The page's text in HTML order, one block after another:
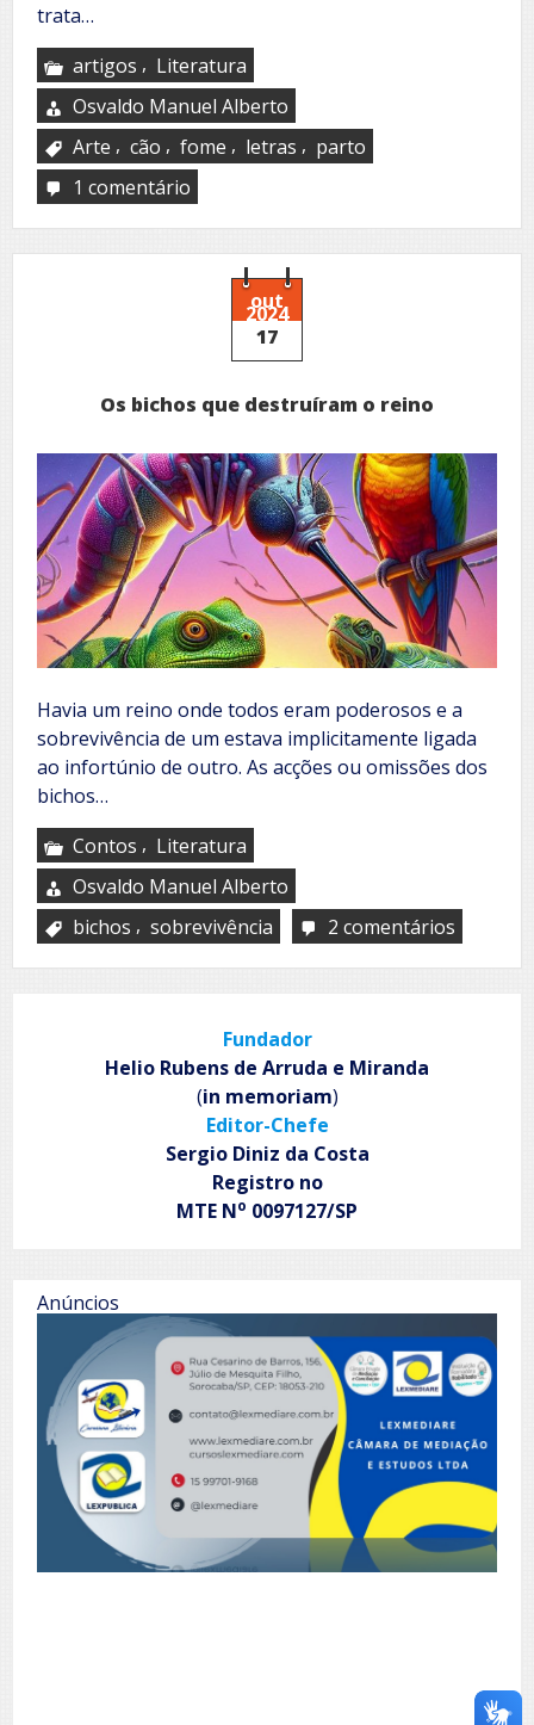
trata…
artigos , Literatura
Osvaldo Manuel Alberto
Arte , cão , fome , letras , parto
1 comentário
de
víveres:
mulher
out
2024
17
Os bichos que destruíram o reino
Havia um reino onde todos eram poderosos e a
sobrevivência de um estava implicitamente ligada
ao infortúnio de outro. As acções ou omissões dos
bichos…
Contos , Literatura
Osvaldo Manuel Alberto
bichos , sobrevivência 2 comentários
bichos
Fundador
Helio Rubens de Arruda e Miranda
(in memoriam)
Editor-Chefe
Sergio Diniz da Costa
Registro no
MTE No 0097127/SP
Anúncios